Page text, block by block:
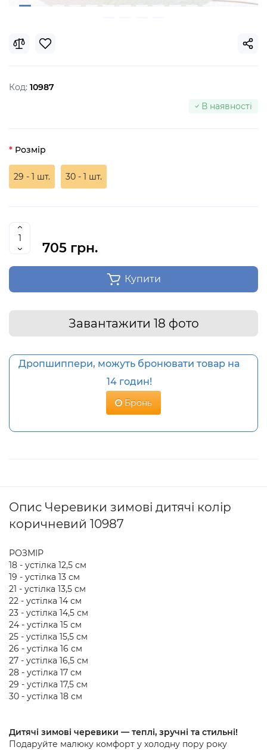
Код: 10987
В наявності
Розмір
29 - 1 шт. 30 - 1 шт.
705 грн.
Купити
Завантажити 18 фото
Дропшиппери, можуть бронювати товар на
14 годин!
Бронь
Опис Черевики зимові дитячі колір
коричневий 10987
РОЗМІР
18 - устілка 12,5 см
19 - устілка 13 см
21 - устілка 13,5 см
22 - устілка 14 см
23 - устілка 14,5 см
24 - устілка 15 см
25 - устілка 15,5 см
26 - устілка 16 см
27 - устілка 16,5 см
28 - устілка 17 см
29 - устілка 17,5 см
30 - устілка 18 см
Дитячі зимові черевики — теплі, зручні та стильні!
Подаруйте малюку комфорт у холодну пору року